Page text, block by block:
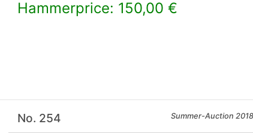
Hammerprice: 150,00 €
No. 254 Summer-Auction 2018